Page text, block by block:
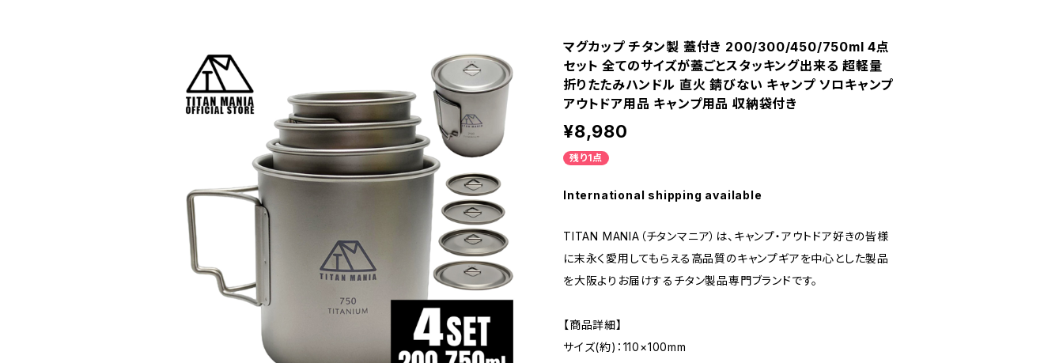
マグカップ チタン製 蓋付き 200/300/450/750ml 4点
セット 全てのサイズが蓋ごとスタッキング出来る 超軽量
折りたたみハンドル 直火 錆びない キャンプ ソロキャンプ
アウトドア用品 キャンプ用品 収納袋付き
¥8,980
残り1点
International shipping available
TITAN MANIA（チタンマニア）は、キャンプ・アウトドア好きの皆様
に末永く愛用してもらえる高品質のキャンプギアを中心とした製品
を大阪よりお届けするチタン製品専門ブランドです。
【商品詳細】
サイズ(約)：110×100mm